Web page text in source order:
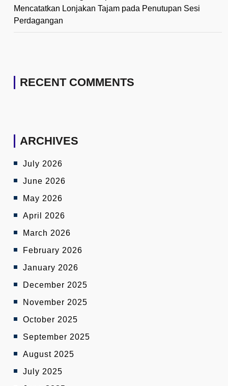
Mencatatkan Lonjakan Tajam pada Penutupan Sesi
Perdagangan
RECENT COMMENTS
ARCHIVES
July 2026
June 2026
May 2026
April 2026
March 2026
February 2026
January 2026
December 2025
November 2025
October 2025
September 2025
August 2025
July 2025